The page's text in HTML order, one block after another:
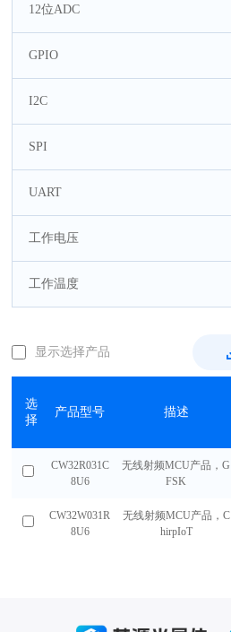
12位ADC
GPIO
I2C
SPI
UART
工作电压
工作温度
显示选择产品
选
择
产品型号 描述
CW32R031C
8U6
无线射频MCU产品，G
FSK
CW32W031R
8U6
无线射频MCU产品，C
hirpIoT